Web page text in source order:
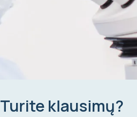
Turite klausimų?